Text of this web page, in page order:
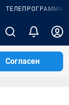
ТЕЛЕПРОГРАММА
Согласен